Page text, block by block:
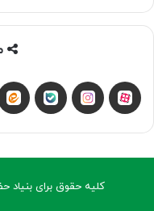
آپاراتاینستاگرام
بله
کلیه حقوق برای